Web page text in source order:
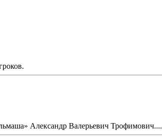
Александр Валерьевич Трофимович....